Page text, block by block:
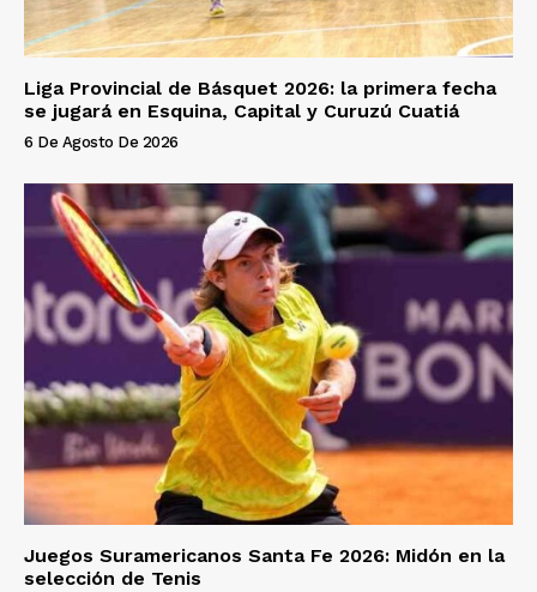
Liga Provincial de Básquet 2026: la primera fecha
se jugará en Esquina, Capital y Curuzú Cuatiá
6 De Agosto De 2026
Juegos Suramericanos Santa Fe 2026: Midón en la
selección de Tenis